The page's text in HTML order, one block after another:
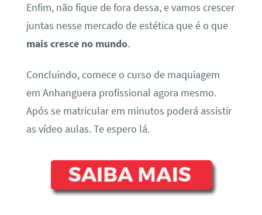
Enfim, não fique de fora dessa, e vamos crescer
juntas nesse mercado de estética que é o que
mais cresce no mundo.
Concluindo, comece o curso de maquiagem
em Anhanguera profissional agora mesmo.
Após se matricular em minutos poderá assistir
as vídeo aulas. Te espero lá.